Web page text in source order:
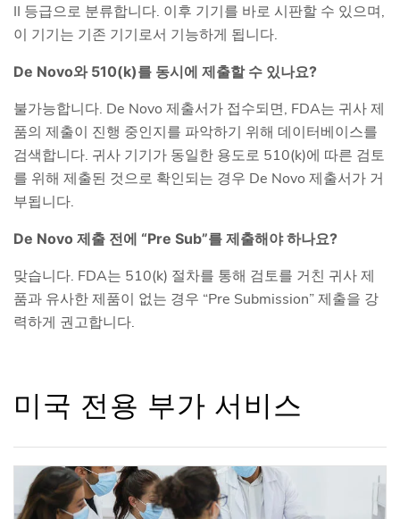
II 등급으로 분류합니다. 이후 기기를 바로 시판할 수 있으며,
이 기기는 기존 기기로서 기능하게 됩니다.
De Novo와 510(k)를 동시에 제출할 수 있나요?
불가능합니다. De Novo 제출서가 접수되면, FDA는 귀사 제
품의 제출이 진행 중인지를 파악하기 위해 데이터베이스를
검색합니다. 귀사 기기가 동일한 용도로 510(k)에 따른 검토
를 위해 제출된 것으로 확인되는 경우 De Novo 제출서가 거
부됩니다.
De Novo 제출 전에 “Pre Sub”를 제출해야 하나요?
맞습니다. FDA는 510(k) 절차를 통해 검토를 거친 귀사 제
품과 유사한 제품이 없는 경우 “Pre Submission” 제출을 강
력하게 권고합니다.
미국 전용 부가 서비스